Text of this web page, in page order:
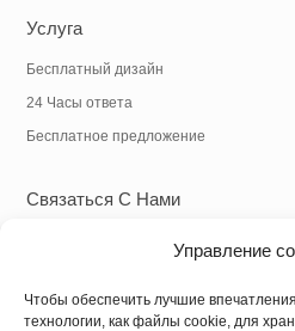
Управление
Чтобы обеспечить лучшие
технологии, как файлы cookie, для
Услуга
Бесплатный дизайн
24 Часы ответа
Бесплатное предложение
Связаться С Нами
+86 18838039608
Электронная почта: